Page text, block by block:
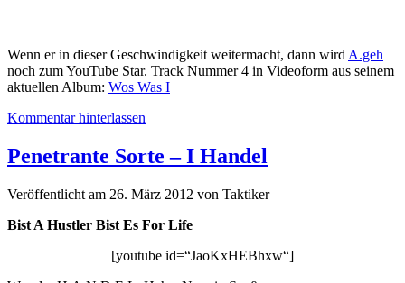
Wenn er in dieser Geschwindigkeit weitermacht, dann wird A.geh
noch zum YouTube Star. Track Nummer 4 in Videoform aus seinem
aktuellen Album: Wos Was I
Kommentar hinterlassen
Penetrante Sorte – I Handel
Veröffentlicht am 26. März 2012 von Taktiker
Bist A Hustler Bist Es For Life
[youtube id=“JaoKxHEBhxw“]